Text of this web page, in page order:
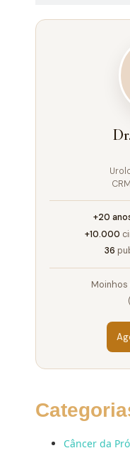
+20
+10.000
36
Moinhos
Câncer da